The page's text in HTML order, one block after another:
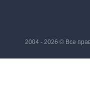
2004 - 2026 © Все